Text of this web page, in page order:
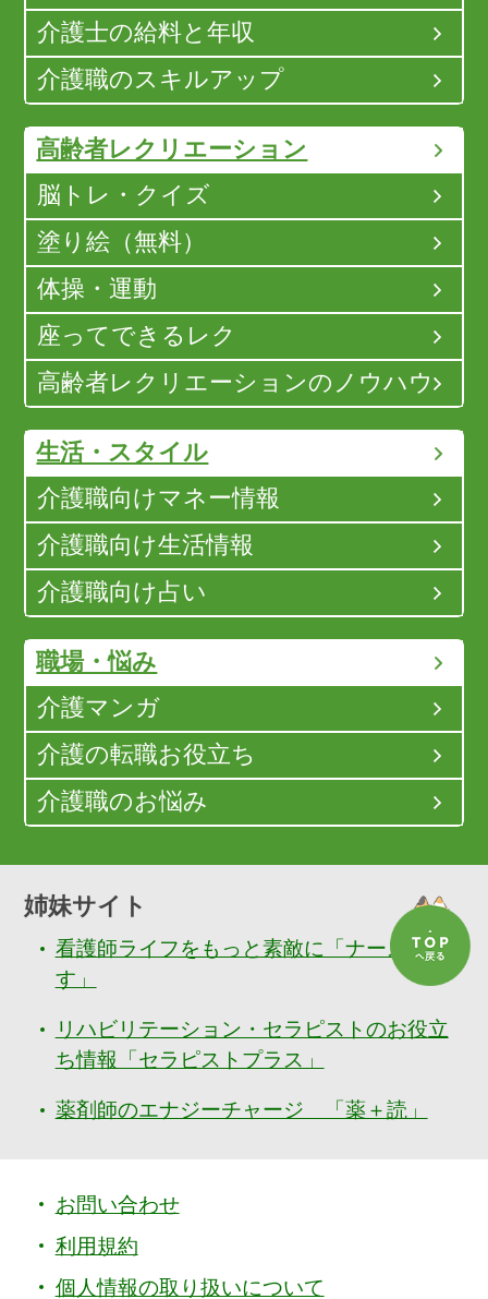
介護士の給料と年収
介護職のスキルアップ
高齢者レクリエーション
脳トレ・クイズ
塗り絵（無料）
体操・運動
座ってできるレク
高齢者レクリエーションのノウハウ
生活・スタイル
介護職向けマネー情報
介護職向け生活情報
介護職向け占い
職場・悩み
介護マンガ
介護の転職お役立ち
介護職のお悩み
姉妹サイト
看護師ライフをもっと素敵に「ナースぷら
す」
リハビリテーション・セラピストのお役立
ち情報「セラピストプラス」
薬剤師のエナジーチャージ 「薬＋読」
お問い合わせ
利用規約
個人情報の取り扱いについて